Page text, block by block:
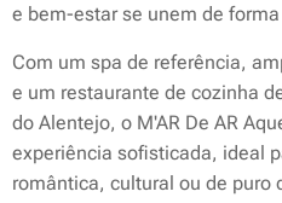
e bem-estar se unem de
Com um spa de referência,
e um restaurante de cozinha
do Alentejo, o M'AR De AR
experiência sofisticada, ideal
romântica, cultural ou de puro